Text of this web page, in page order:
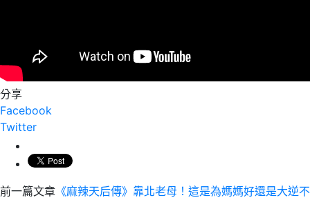
分享
Facebook
Twitter
前一篇文章 《麻辣天后傳》靠北老母！這是為媽媽好還是大逆不